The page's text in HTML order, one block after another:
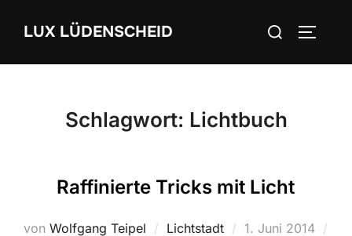
InhaltLUX LÜDENSCHEID
Suchen
Schlagwort: Lichtbuch
Raffinierte Tricks mit Licht
von Wolfgang Teipel Lichtstadt
Veröffentlicht
1. Juni 2014